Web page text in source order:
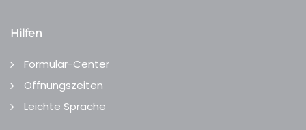
Hilfen
Formular-Center
Öffnungszeiten
Leichte Sprache